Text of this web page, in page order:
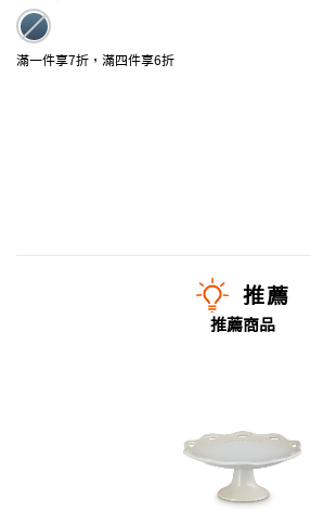
滿一件享7折，滿四件享6折
推薦
推薦商品